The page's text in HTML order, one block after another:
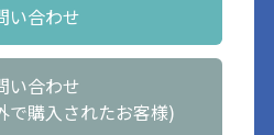
い合わせ
い合わせ
で購入されたお客様)